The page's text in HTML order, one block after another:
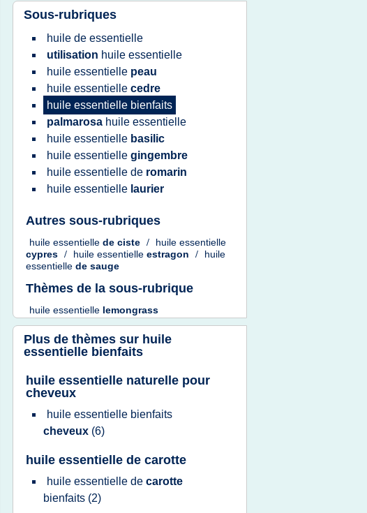
Sous-rubriques
huile de essentielle
utilisation huile essentielle
huile essentielle peau
huile essentielle cedre
huile essentielle bienfaits
palmarosa huile essentielle
huile essentielle basilic
huile essentielle gingembre
huile essentielle de romarin
huile essentielle laurier
Autres sous-rubriques
huile essentielle de ciste /
huile essentielle
cypres / huile essentielle estragon /
huile
essentielle de sauge
Thèmes de la sous-rubrique
huile essentielle lemongrass
Plus de thèmes sur huile
essentielle bienfaits
huile essentielle naturelle pour
cheveux
huile essentielle bienfaits
cheveux (6)
huile essentielle de carotte
huile essentielle de carotte
bienfaits (2)